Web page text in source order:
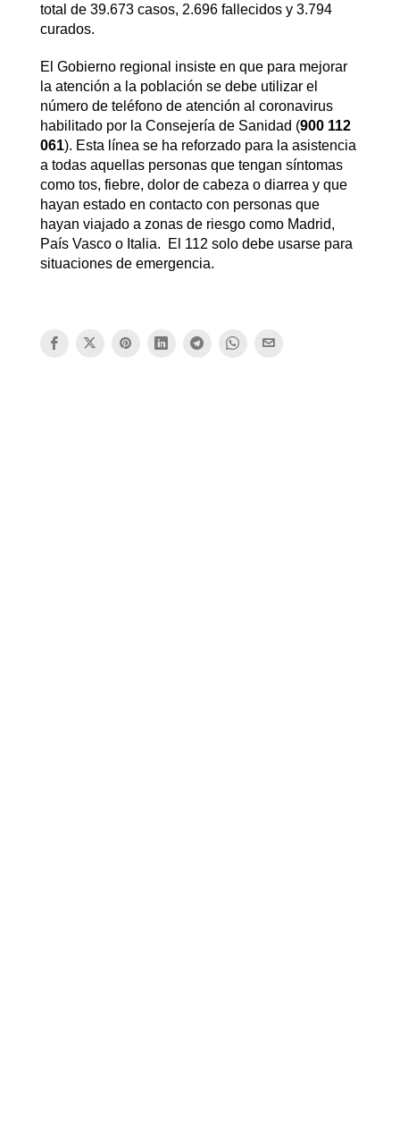
total de 39.673 casos, 2.696 fallecidos y 3.794
curados.
El Gobierno regional insiste en que para mejorar
la atención a la población se debe utilizar el
número de teléfono de atención al coronavirus
habilitado por la Consejería de Sanidad (900 112
061). Esta línea se ha reforzado para la asistencia
a todas aquellas personas que tengan síntomas
como tos, fiebre, dolor de cabeza o diarrea y que
hayan estado en contacto con personas que
hayan viajado a zonas de riesgo como Madrid,
País Vasco o Italia. El 112 solo debe usarse para
situaciones de emergencia.